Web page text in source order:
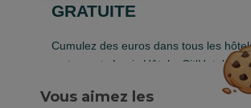
GRATUITE
Cumulez des euros dans tous les
restaurants Logis Hôtels, Cit'Hotel,
Hôtels, Demeures & Châteaux, Urban
Auberge de Pays.
Vous aimez les